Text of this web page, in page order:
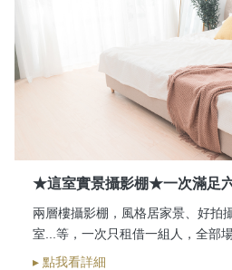
★這室實景攝影棚★一次滿足
兩層樓攝影棚，風格居家景、好拍
室...等，一次只租借一組人，全部
▸ 點我看詳細